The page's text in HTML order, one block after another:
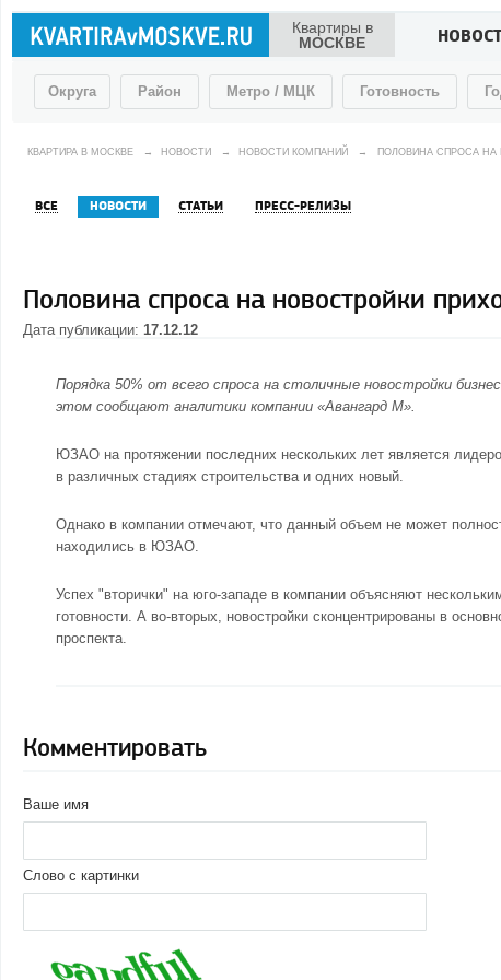
Квартиры в
МОСКВЕ
Округа Район Метро / МЦК Готовность
КВАРТИРА В МОСКВЕ → НОВОСТИ → НОВОСТИ КОМПАНИЙ → ПОЛОВИНА СПРОСА НА
ВСЕ НОВОСТИ СТАТЬИ ПРЕСС-РЕЛИЗЫ
Половина спроса на новостройки
Дата публикации: 17.12.12
Порядка 50% от всего спроса на столичные новостройки
этом сообщают аналитики компании «Авангард М».
ЮЗАО на протяжении последних нескольких лет является
в различных стадиях строительства и одних новый.
Однако в компании отмечают, что данный объем не может
находились в ЮЗАО.
Успех "вторички" на юго-западе в компании объясняют
готовности. А во-вторых, новостройки сконцентрированы в
проспекта.
Комментировать
Ваше имя
Слово с картинки